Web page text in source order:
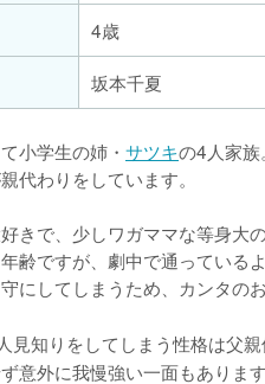
4歳
坂本千夏
小学生の姉・ サツキの4人家
代わりをしています。
きで、少しワガママな等身大
齢ですが、劇中で通っている
にしてしまうため、カンタの
見知りをしてしまう性格は父
意外に我慢強い一面もあります